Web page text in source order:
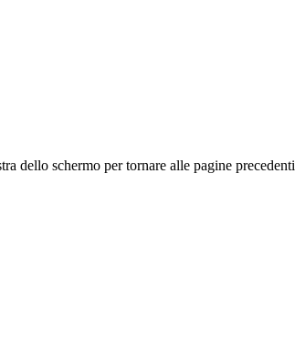
dello schermo per tornare alle pagine precedenti